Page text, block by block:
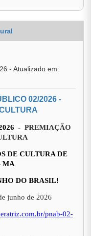
- Atualizado em:
02/2026 -
- PREMIAÇÃO
DE CULTURA DE
MA
DO BRASIL!
junho de 2026
pnab-02-